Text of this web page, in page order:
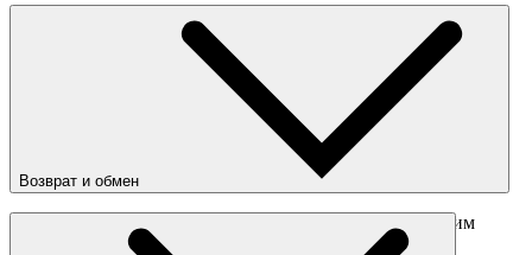
Кожа, текстиль, резина
Возврат и обмен
Перед отправкой обмена обязательно свяжитесь с нашим
obmen@sneakerhead.ru